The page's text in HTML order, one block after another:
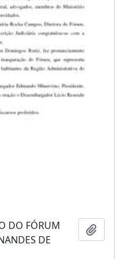
DO FÓRUM
DE